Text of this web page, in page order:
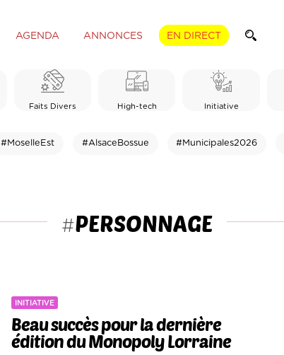
AGENDA ANNONCES EN DIRECT
Faits Divers High-tech Initiative
#MoselleEst #AlsaceBossue #Municipales2026
#PERSONNAGE
INITIATIVE
Beau succès pour la dernière
édition du Monopoly Lorraine